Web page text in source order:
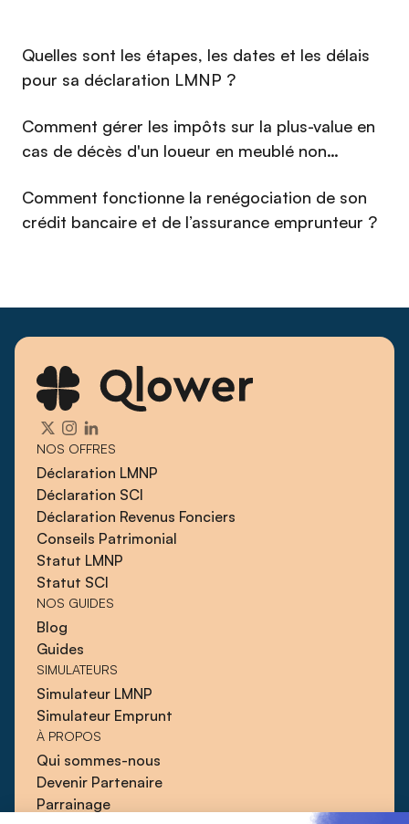
pédagogique, il transforme des questions réputées
complexes en décisions claires et éclairées. Depuis les
débuts de Qlower, il s'est imposé comme un interlocuteur de
piloter leur immobilier avec la même exigence qu'un
investisseur professionnel.
⁠Quelles sont les étapes, les dates et les délais
pour sa déclaration LMNP ?
Comment gérer les impôts sur la plus-value en
cas de décès d'un loueur en meublé non
Comment fonctionne la renégociation de son
crédit bancaire et de l’assurance emprunteur ?
NOS OFFRES
Déclaration LMNP
Déclaration SCI
Déclaration Revenus Fonciers
Conseils Patrimonial
Statut LMNP
Statut SCI
NOS GUIDES
Blog
Guides
SIMULATEURS
Simulateur LMNP
Simulateur Emprunt
À PROPOS
Qui sommes-nous
Devenir Partenaire
Parrainage